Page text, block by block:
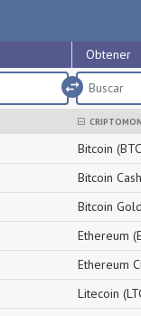
Obtener
import_export
Bitcoin
Bitcoin
Bitcoin
Ethereum
Ethereum
Litecoin